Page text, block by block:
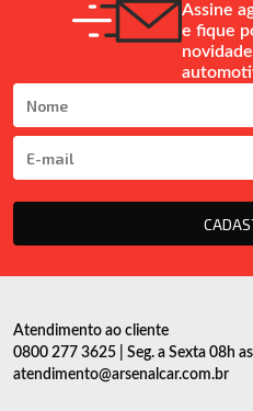
Assine
e fique
Atendimento ao cliente
0800 277 3625 | Seg. a Sexta 08h
atendimento@arsenalcar.com.br